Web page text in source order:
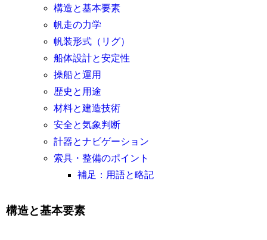
構造と基本要素
帆走の力学
帆装形式（リグ）
船体設計と安定性
操船と運用
歴史と用途
材料と建造技術
安全と気象判断
計器とナビゲーション
索具・整備のポイント
補足：用語と略記
構造と基本要素